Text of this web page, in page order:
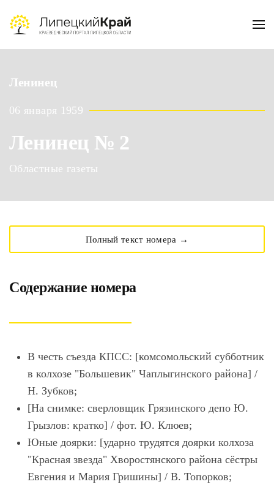
Skip to main content
Ленинец
06 января 1959
Ленинец № 2
Областные газеты
Полный текст номера →
Содержание номера
В честь съезда КПСС: [комсомольский субботник
в колхозе "Большевик" Чаплыгинского района] /
Н. Зубков;
[На снимке: сверловщик Грязинского депо Ю.
Грызлов: кратко] / фот. Ю. Клюев;
Юные доярки: [ударно трудятся доярки колхоза
"Красная звезда" Хворостянского района сёстры
Евгения и Мария Гришины] / В. Топорков;